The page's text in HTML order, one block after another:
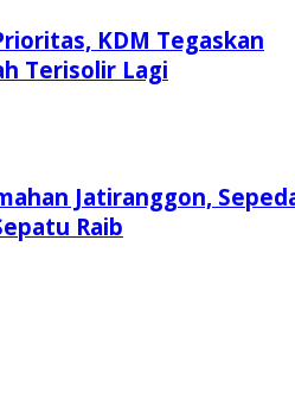
KDM Tegaskan
Terisolir Lagi
Jatiranggon,
Raib